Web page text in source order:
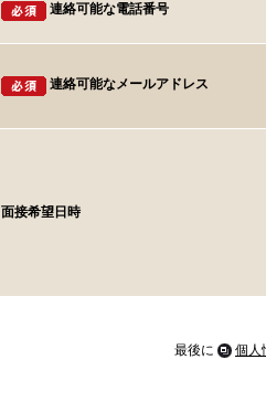
連絡可能な電話番号
連絡可能なメールアドレス
面接希望日時
最後に 個人